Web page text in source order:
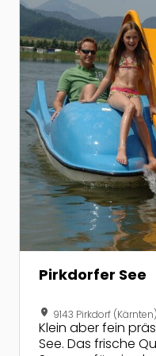
Pirkdorfer See
location_on 9143 Pirkdorf (Kärnten)
Klein aber fein
See. Das frische